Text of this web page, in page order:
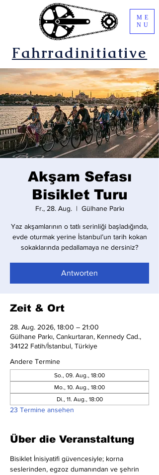
Fahrradinitiative
ME
NU
Akşam Sefası
Bisiklet Turu
Fr., 28. Aug.
  |
Gülhane Parkı
Yaz akşamlarının o tatlı serinliği başladığında,
evde oturmak yerine İstanbul’un tarih kokan
sokaklarında pedallamaya ne dersiniz?
Antworten
Zeit & Ort
28. Aug. 2026, 18:00 – 21:00
Gülhane Parkı, Cankurtaran, Kennedy Cad.,
34122 Fatih/İstanbul, Türkiye
Andere Termine
So., 09. Aug., 18:00
Mo., 10. Aug., 18:00
Di., 11. Aug., 18:00
23 Termine ansehen
Über die Veranstaltung
Bisiklet İnisiyatifi güvencesiyle; korna
seslerinden, egzoz dumanından ve şehrin